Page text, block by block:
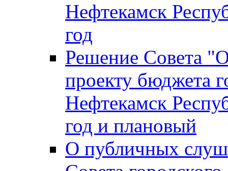
Нефтекамск
год
Решение Совета
проекту бюджета
Нефтекамск
год и плановый
О публичных